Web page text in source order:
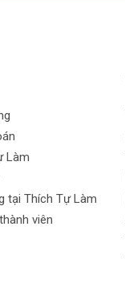
Làm
tại Thích Tự Làm
viên